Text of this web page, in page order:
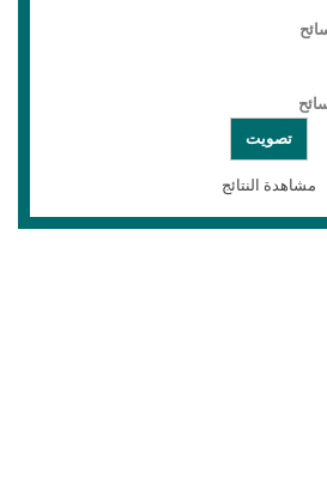
مشاهدة النتائج